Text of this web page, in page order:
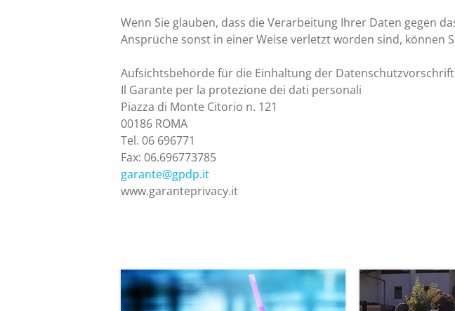
Wenn Sie glauben, dass die Verarbeitung Ihrer Daten gegen
Ansprüche sonst in einer Weise verletzt worden sind, können
Aufsichtsbehörde für die Einhaltung der
Il Garante per la protezione dei dati personali
Piazza di Monte Citorio n. 121
00186 ROMA
Tel. 06 696771
Fax: 06.696773785
garante@gpdp.it
www.garanteprivacy.it